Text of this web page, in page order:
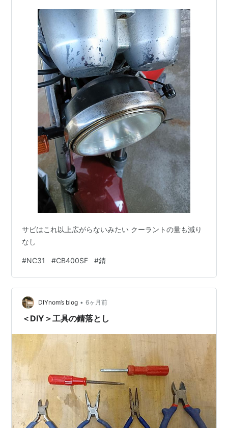
サビはこれ以上広がらないみたい クーラントの量も減り
なし
#NC31 #CB400SF #錆
DIYnom’s blog • 6ヶ月前
＜DIY＞工具の錆落とし